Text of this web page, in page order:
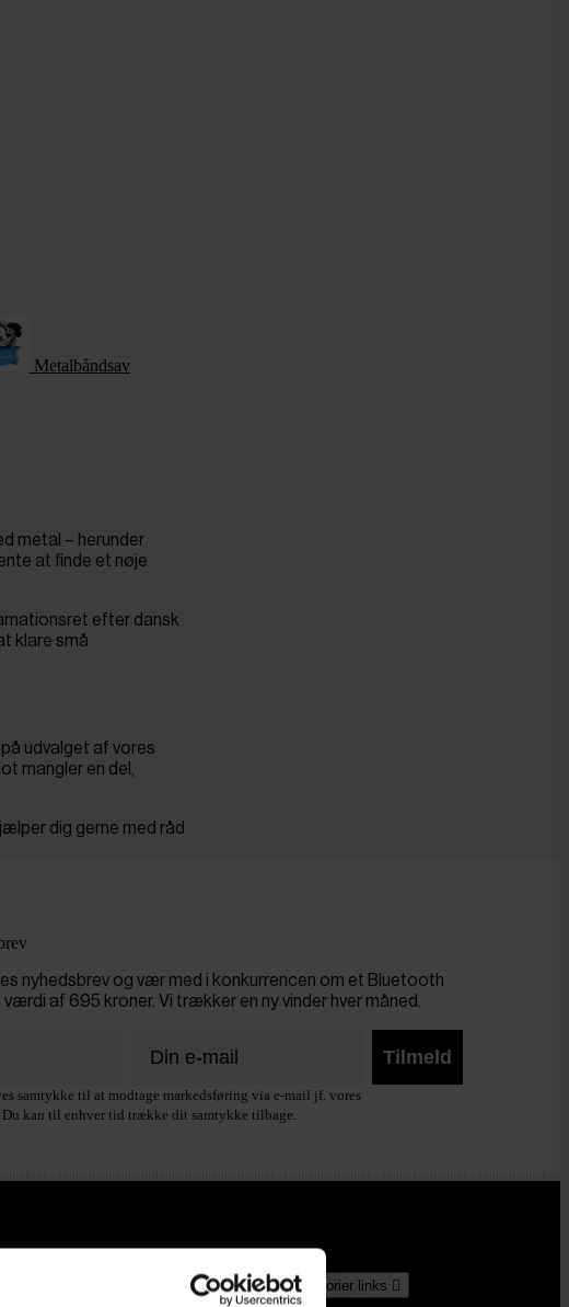
Metalbåndsav
metal – herunder
at finde et nøje
efter dansk
klare små
udvalget af vores
mangler en del,
dig gerne med råd
nyhedsbrev og vær med i konkurrencen om et Bluetooth
af 695 kroner. Vi trækker en ny vinder hver måned.
Tilmeld
samtykke til at modtage markedsføring via e-mail jf. vores
kan til enhver tid trække dit samtykke tilbage.
Kategorier Toggle kategorier links 